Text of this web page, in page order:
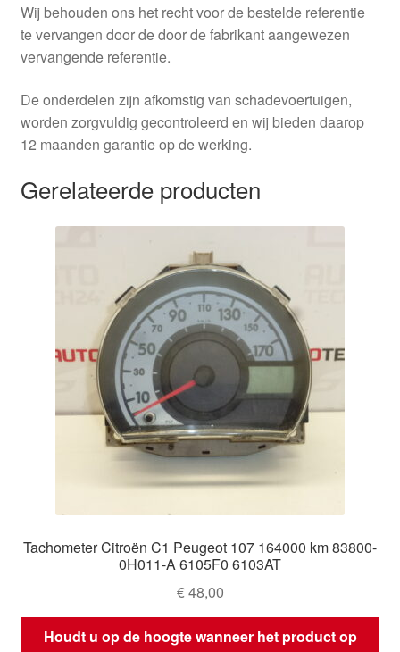
Wij behouden ons het recht voor de bestelde referentie
te vervangen door de door de fabrikant aangewezen
vervangende referentie.
De onderdelen zijn afkomstig van schadevoertuigen,
worden zorgvuldig gecontroleerd en wij bieden daarop
12 maanden garantie op de werking.
Gerelateerde producten
Tachometer Citroën C1 Peugeot 107 164000 km 83800-
0H011-A 6105F0 6103AT
€48,00
Houdt u op de hoogte wanneer het product op